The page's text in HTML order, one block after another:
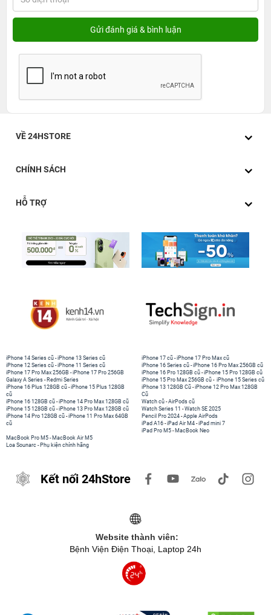
VỀ 24HSTORE
CHÍNH SÁCH
HỖ TRỢ
iPhone 14 Series cũ -iPhone 13 Series cũ
iPhone 12 Series cũ -iPhone 11 Series cũ
iPhone 17 Pro Max 256GB -iPhone 17 Pro 256GB
Galaxy A Series - Redmi Series
iPhone 17 cũ -iPhone 17 Pro Max cũ
iPhone 16 Series cũ - iPhone 16 Pro Max 256GB cũ
iPhone 16 Pro 128GB cũ -iPhone 15 Pro 128GB cũ
iPhone 15 Pro Max 256GB cũ - iPhone 15 Series cũ
iPhone 16 Plus 128GB cũ -iPhone 15 Plus 128GB
cũ
iPhone 16 128GB cũ -iPhone 14 Pro Max 128GB cũ
iPhone 15 128GB cũ -iPhone 13 Pro Max 128GB cũ
iPhone 14 Pro 128GB cũ -iPhone 11 Pro Max 64GB
cũ
iPhone 13 128GB Cũ -iPhone 12 Pro Max 128GB
Cũ
Watch cũ -AirPods cũ
Watch Series 11 -Watch SE 2025
Pencil Pro 2024 -Apple AirPods
iPad A16 -iPad Air M4 -iPad mini 7
iPad Pro M5 - MacBook Neo
MacBook Pro M5 - MacBook Air M5
Loa Sounarc - Phụ kiện chính hãng
Kết nối 24hStore
Website thành viên:
Bệnh Viện Điện Thoại, Laptop 24h